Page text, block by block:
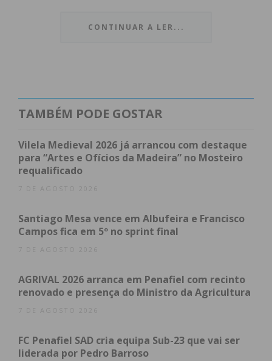
Assine nossa newsletter por e-mail e
obtenha de forma regular a informação
Eu li e concordo com os termos e
condições
CONTINUAR A LER...
TAMBÉM PODE GOSTAR
Vilela Medieval 2026 já arrancou com destaque
para “Artes e Ofícios da Madeira” no Mosteiro
requalificado
7 DE AGOSTO 2026
Santiago Mesa vence em Albufeira e Francisco
Campos fica em 5º no sprint final
7 DE AGOSTO 2026
AGRIVAL 2026 arranca em Penafiel com recinto
renovado e presença do Ministro da Agricultura
7 DE AGOSTO 2026
FC Penafiel SAD cria equipa Sub-23 que vai ser
liderada por Pedro Barroso